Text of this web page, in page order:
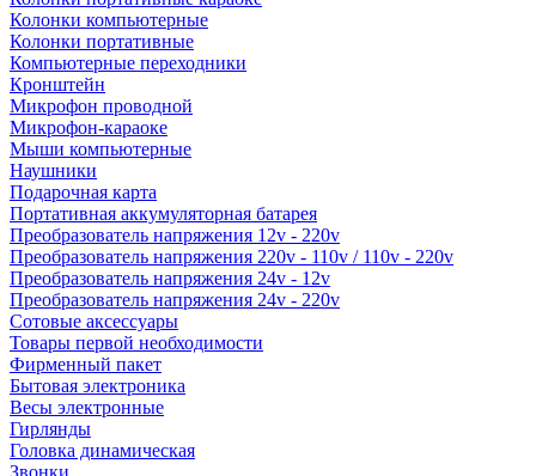
Колонки компьютерные
Колонки портативные
Компьютерные переходники
Кронштейн
Микрофон проводной
Микрофон-караоке
Мыши компьютерные
Наушники
Подарочная карта
Портативная аккумуляторная батарея
Преобразователь напряжения 12v - 220v
Преобразователь напряжения 220v - 110v / 110v - 220v
Преобразователь напряжения 24v - 12v
Преобразователь напряжения 24v - 220v
Сотовые аксессуары
Товары первой необходимости
Фирменный пакет
Бытовая электроника
Весы электронные
Гирлянды
Головка динамическая
Звонки